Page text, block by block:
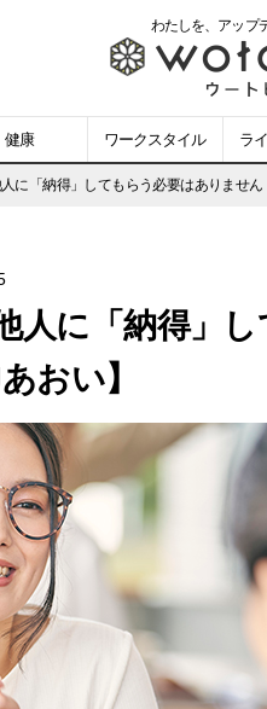
わたしを、 アップ
wotopi
-
ウ
ト
健康 ワークスタイル ラ
に「納得」してもらう必要はありません
人に「納得」し
おい】